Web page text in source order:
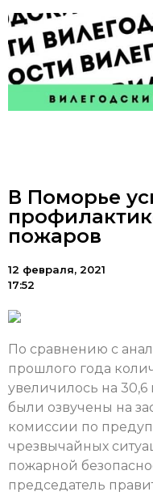
В Поморье
пожаров
12 февраля, 2021
17:52
По сравнению с
прошлого года
увеличилось на
были озвучены на
комиссии по
чрезвычайных
пожарной
председатель